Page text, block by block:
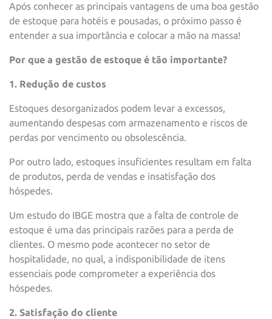
Após conhecer as principais vantagens de uma boa gestão
de estoque para hotéis e pousadas, o próximo passo é
entender a sua importância e colocar a mão na massa!
Por que a gestão de estoque é tão importante?
1. Redução de custos
Estoques desorganizados podem levar a excessos,
aumentando despesas com armazenamento e riscos de
perdas por vencimento ou obsolescência.
Por outro lado, estoques insuficientes resultam em falta
de produtos, perda de vendas e insatisfação dos
hóspedes.
Um estudo do IBGE mostra que a falta de controle de
estoque é uma das principais razões para a perda de
clientes. O mesmo pode acontecer no setor de
hospitalidade, no qual, a indisponibilidade de itens
essenciais pode comprometer a experiência dos
hóspedes.
2. Satisfação do cliente